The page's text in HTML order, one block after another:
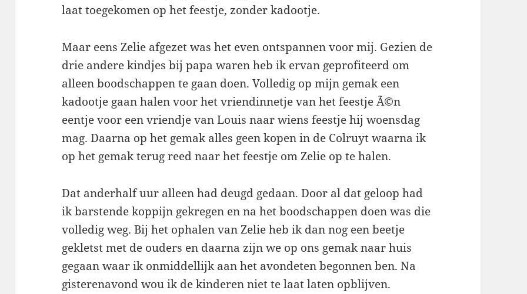
laat toegekomen op het feestje, zonder kadootje.
Maar eens Zelie afgezet was het even ontspannen voor mij. Gezien de
drie andere kindjes bij papa waren heb ik ervan geprofiteerd om
alleen boodschappen te gaan doen. Volledig op mijn gemak een
kadootje gaan halen voor het vriendinnetje van het feestje Ã©n
eentje voor een vriendje van Louis naar wiens feestje hij woensdag
mag. Daarna op het gemak alles geen kopen in de Colruyt waarna ik
op het gemak terug reed naar het feestje om Zelie op te halen.
Dat anderhalf uur alleen had deugd gedaan. Door al dat geloop had
ik barstende koppijn gekregen en na het boodschappen doen was die
volledig weg. Bij het ophalen van Zelie heb ik dan nog een beetje
gekletst met de ouders en daarna zijn we op ons gemak naar huis
gegaan waar ik onmiddellijk aan het avondeten begonnen ben. Na
gisterenavond wou ik de kinderen niet te laat laten opblijven.